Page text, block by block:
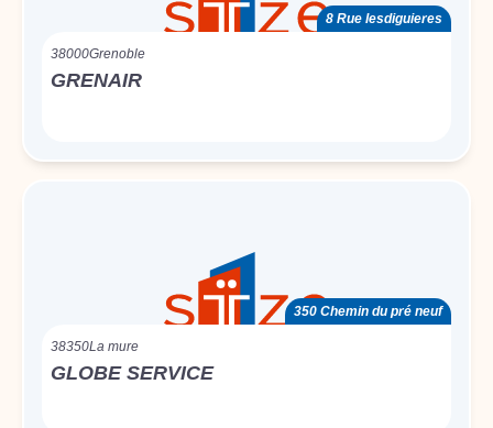
8 Rue lesdiguieres
38000Grenoble
GRENAIR
350 Chemin du pré neuf
38350La mure
GLOBE SERVICE